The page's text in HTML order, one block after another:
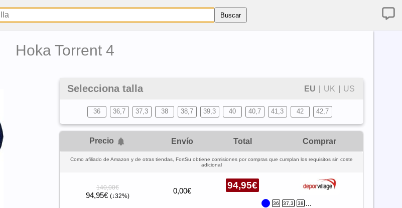
Hoka Torrent 4
Selecciona talla EU UK US
36 36,7 37,3 38 38,7 39,3 40 40,7 41,3 42 42,7
Precio Envío Total Comprar
Como afiliado de Amazon y de otras tiendas, FortSu obtiene comisiones por compras que cumplan los requisitos sin coste
adicional
140,00€
94,95€ (↓32%)
0,00€
94,95€
36 37,3 38 ...